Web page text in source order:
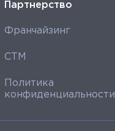
Партнерство
Франчайзинг
СТМ
Политика
конфиденциальности